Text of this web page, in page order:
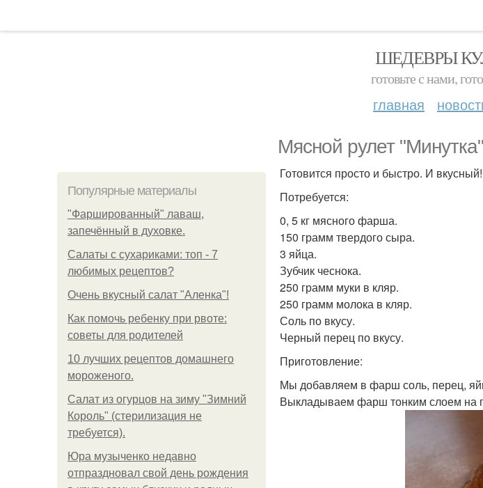
ШЕДЕВРЫ
готовьте с нами,
главная
Мясной рулет
Популярные материалы
"Фаршированный" лаваш,
запечённый в духовке.
Салаты с сухариками: топ - 7
любимых рецептов?
Очень вкусный салат "Аленка"!
Как помочь ребенку при рвоте:
советы для родителей
10 лучших рецептов домашнего
мороженого.
Салат из огурцов на зиму "Зимний
Король" (стерилизация не
требуется).
Юра музыченко недавно
отпраздновал свой день рождения
Готовится просто и быстро. И
Потребуется:
0, 5 кг мясного фарша.
150 грамм твердого сыра.
3 яйца.
Зубчик чеснока.
250 грамм муки в кляр.
250 грамм молока в кляр.
Соль по вкусу.
Черный перец по вкусу.
Приготовление:
Мы добавляем в фарш соль, перец,
Выкладываем фарш тонким слоем на